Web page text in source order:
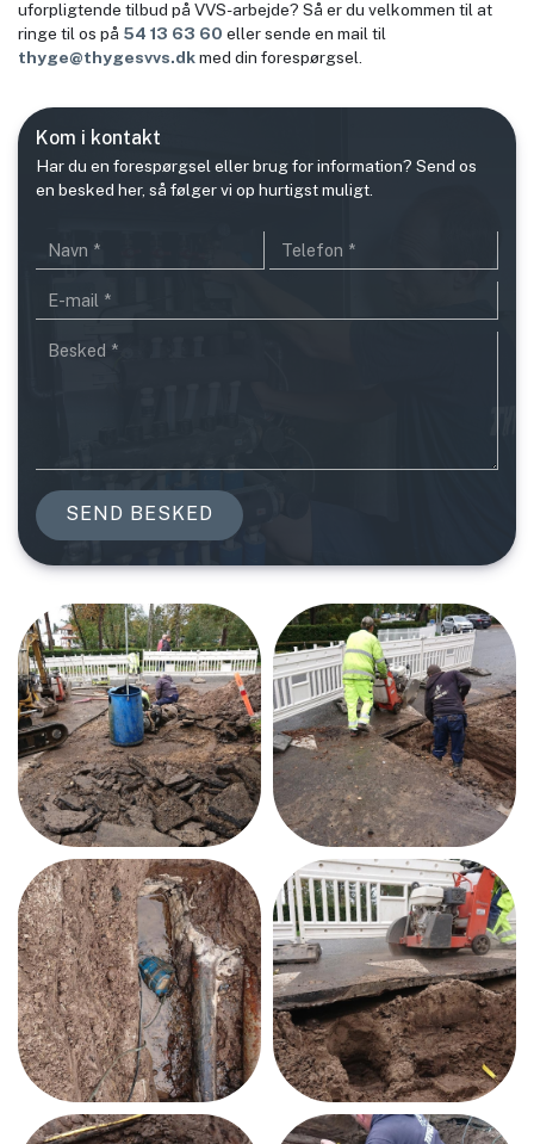
uforpligtende tilbud på VVS-arbejde? Så er du velkommen til at
ringe til os på 54 13 63 60 eller sende en mail til
thyge@thygesvvs.dkmed din forespørgsel.
Kom i kontakt
Har du en forespørgsel eller brug for information? Send os
en besked her, så følger vi op hurtigst muligt.